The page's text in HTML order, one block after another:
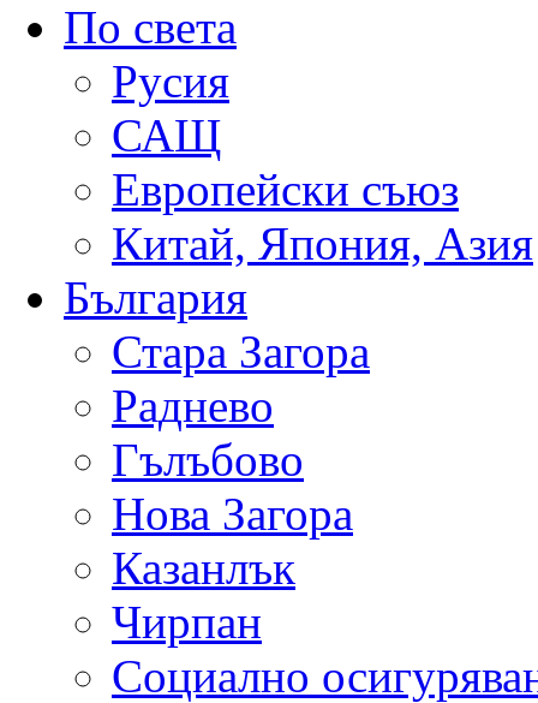
По света
Русия
САЩ
Европейски съюз
Китай, Япония, Азия
България
Стара Загора
Раднево
Гълъбово
Нова Загора
Казанлък
Чирпан
Социално